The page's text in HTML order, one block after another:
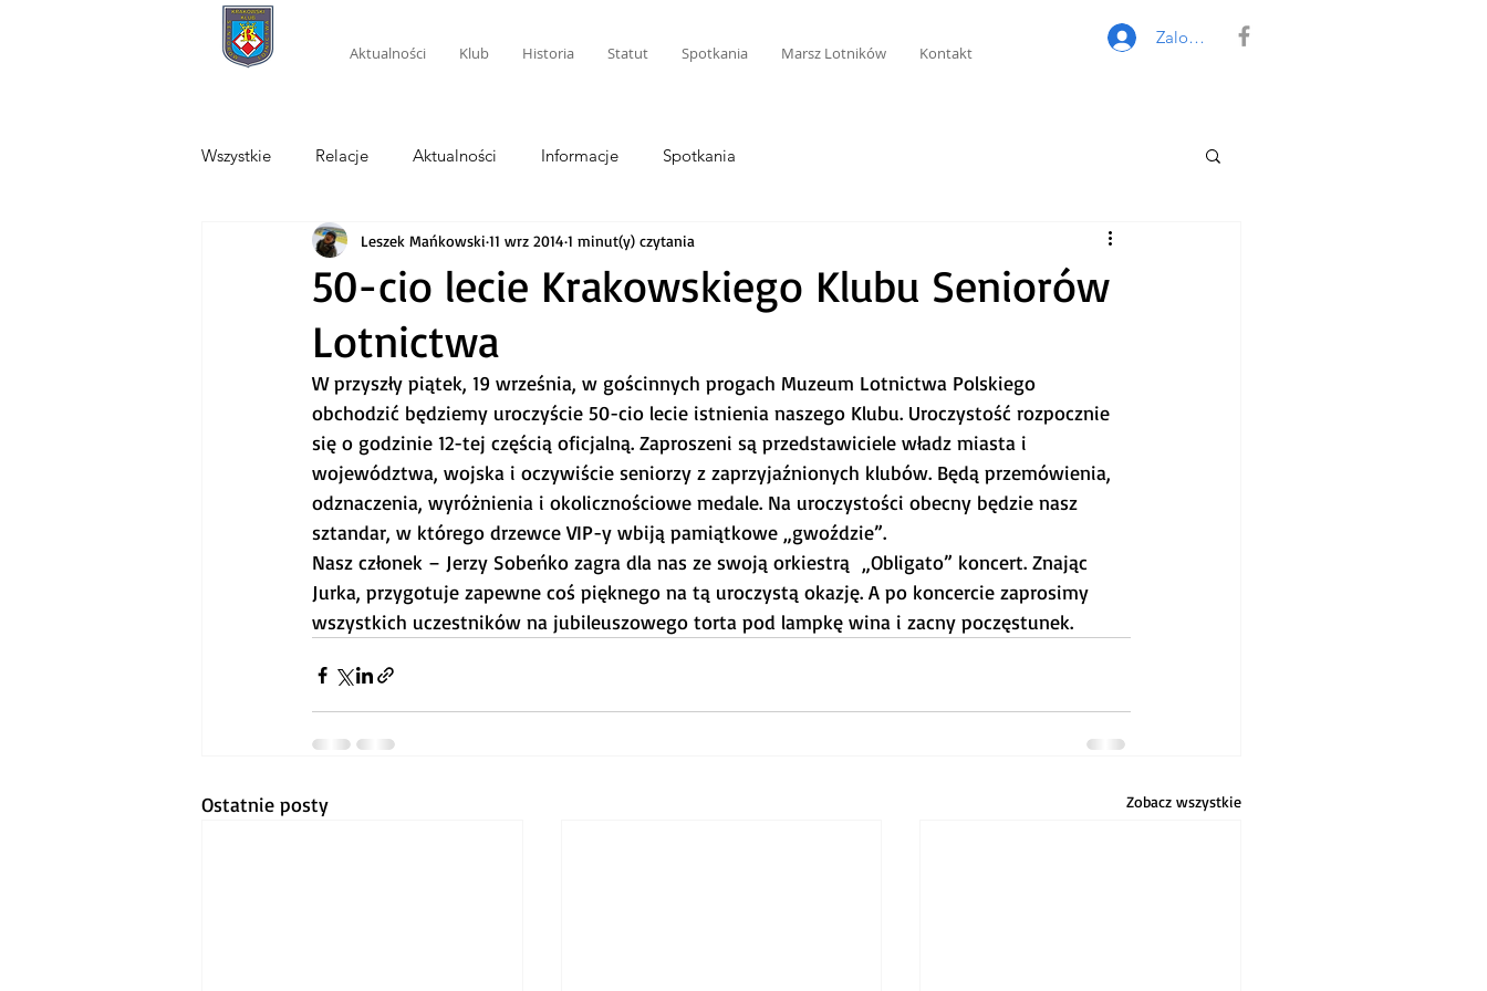
Aktualności Klub Historia Statut Spotkania Marsz Lotników Kontakt
Zaloguj się
Wszystkie Relacje Aktualności Informacje Spotkania
50-cio lecie Krakowskiego Klubu Seniorów
Lotnictwa
Leszek Mańkowski 11 wrz 2014 1 minut(y) czytania
W przyszły piątek, 19 września, w gościnnych progach Muzeum Lotnictwa Polskiego
obchodzić będziemy uroczyście 50-cio lecie istnienia naszego Klubu. Uroczystość rozpocznie
się o godzinie 12-tej częścią oficjalną. Zaproszeni są przedstawiciele władz miasta i
województwa, wojska i oczywiście seniorzy z zaprzyjaźnionych klubów. Będą przemówienia,
odznaczenia, wyróżnienia i okolicznościowe medale. Na uroczystości obecny będzie nasz
sztandar, w którego drzewce VIP-y wbiją pamiątkowe „gwoździe”.
Nasz członek – Jerzy Sobeńko zagra dla nas ze swoją orkiestrą  „Obligato” koncert. Znając
Jurka, przygotuje zapewne coś pięknego na tą uroczystą okazję. A po koncercie zaprosimy
wszystkich uczestników na jubileuszowego torta pod lampkę wina i zacny poczęstunek.
Ostatnie posty Zobacz wszystkie